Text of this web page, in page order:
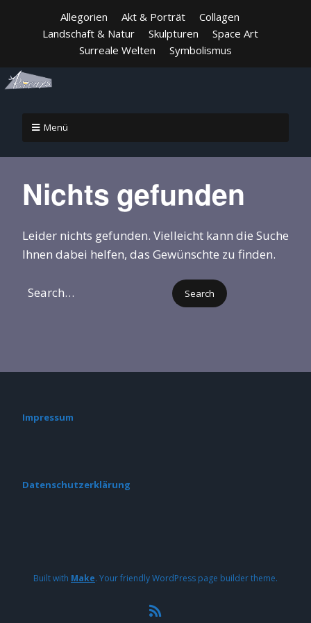
Allegorien Akt & Porträt
Collagen
Landschaft & Natur
Skulpturen
Space Art
Surreale Welten
Symbolismus
Menü
Nichts gefunden
Leider nichts gefunden. Vielleicht kann die Suche
Ihnen dabei helfen, das Gewünschte zu finden.
Impressum
Datenschutzerklärung
Built with Make. Your friendly WordPress page builder theme.